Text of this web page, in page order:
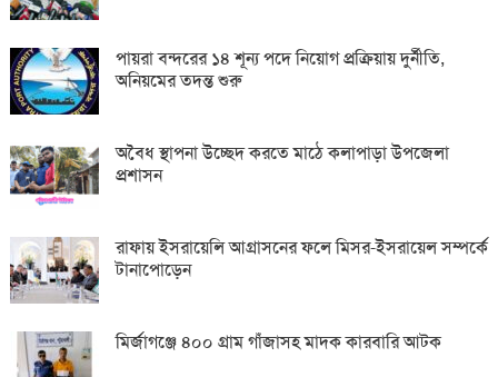
পায়রা বন্দরের ১৪ শূন্য পদে নিয়োগ প্রক্রিয়ায় দুর্নীতি,
অনিয়মের তদন্ত শুরু
অবৈধ স্থাপনা উচ্ছেদ করতে মাঠে কলাপাড়া উপজেলা
প্রশাসন
রাফায় ইসরায়েলি আগ্রাসনের ফলে মিসর-ইসরায়েল সম্পর্কে
টানাপোড়েন
মির্জাগঞ্জে ৪০০ গ্রাম গাঁজাসহ মাদক কারবারি আটক